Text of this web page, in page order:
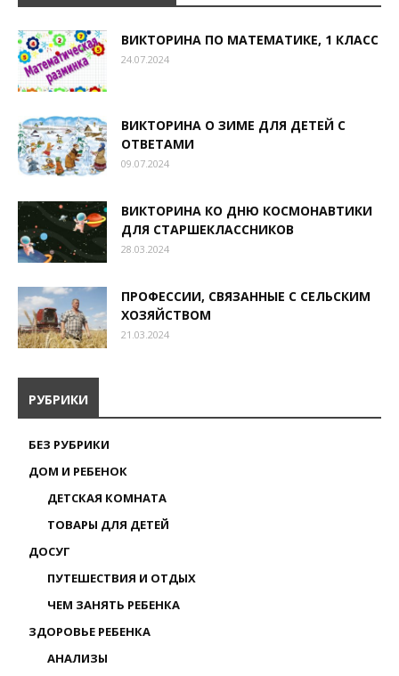
ВИКТОРИНА ПО МАТЕМАТИКЕ, 1 КЛАСС
24.07.2024
ВИКТОРИНА О ЗИМЕ ДЛЯ ДЕТЕЙ С
ОТВЕТАМИ
09.07.2024
ВИКТОРИНА КО ДНЮ КОСМОНАВТИКИ
ДЛЯ СТАРШЕКЛАССНИКОВ
28.03.2024
ПРОФЕССИИ, СВЯЗАННЫЕ С СЕЛЬСКИМ
ХОЗЯЙСТВОМ
21.03.2024
РУБРИКИ
БЕЗ РУБРИКИ
ДОМ И РЕБЕНОК
ДЕТСКАЯ КОМНАТА
ТОВАРЫ ДЛЯ ДЕТЕЙ
ДОСУГ
ПУТЕШЕСТВИЯ И ОТДЫХ
ЧЕМ ЗАНЯТЬ РЕБЕНКА
ЗДОРОВЬЕ РЕБЕНКА
АНАЛИЗЫ